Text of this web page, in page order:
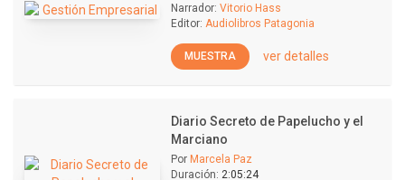
Narrador: Vitorio Hass
Editor: Audiolibros Patagonia
MUESTRA ver detalles
Diario Secreto de Papelucho y el
Marciano
Por Marcela Paz
Duración: 2:05:24